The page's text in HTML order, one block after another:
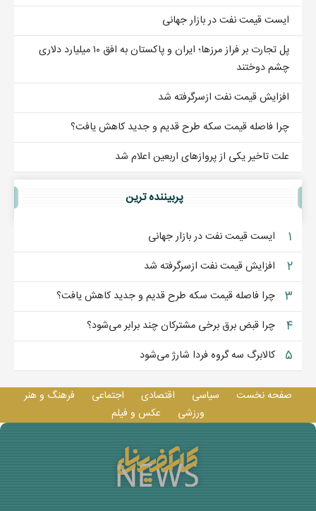
ایست قیمت نفت در بازار جهانی
پل تجارت بر فراز مرزها؛ ایران و پاکستان به افق ۱۰ میلیارد دلاری
چشم دوختند
افزایش قیمت نفت ازسرگرفته شد
چرا فاصله قیمت سکه طرح قدیم و جدید کاهش یافت؟
علت تاخیر یکی از پروازهای اربعین اعلام شد
پربيننده ترين
۱ ایست قیمت نفت در بازار جهانی
۲ افزایش قیمت نفت ازسرگرفته شد
۳ چرا فاصله قیمت سکه طرح قدیم و جدید کاهش یافت؟
۴ چرا قبض برق برخی مشترکان چند برابر می‌شود؟
۵ کالابرگ سه گروه فردا شارژ می‌شود
صفحه نخست سیاسی اقتصادی اجتماعی
فرهنگ و هنر
ورزشی
عکس و فيلم